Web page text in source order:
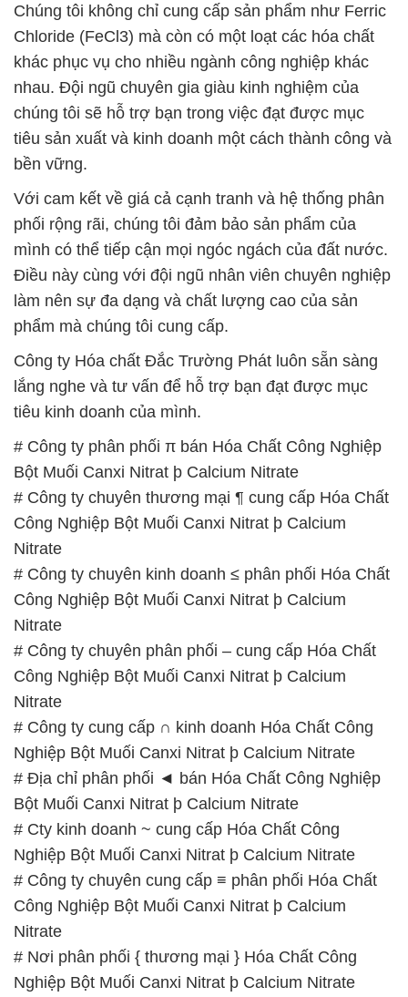
Chúng tôi không chỉ cung cấp sản phẩm như Ferric
Chloride (FeCl3) mà còn có một loạt các hóa chất
khác phục vụ cho nhiều ngành công nghiệp khác
nhau. Đội ngũ chuyên gia giàu kinh nghiệm của
chúng tôi sẽ hỗ trợ bạn trong việc đạt được mục
tiêu sản xuất và kinh doanh một cách thành công và
bền vững.
Với cam kết về giá cả cạnh tranh và hệ thống phân
phối rộng rãi, chúng tôi đảm bảo sản phẩm của
mình có thể tiếp cận mọi ngóc ngách của đất nước.
Điều này cùng với đội ngũ nhân viên chuyên nghiệp
làm nên sự đa dạng và chất lượng cao của sản
phẩm mà chúng tôi cung cấp.
Công ty Hóa chất Đắc Trường Phát luôn sẵn sàng
lắng nghe và tư vấn để hỗ trợ bạn đạt được mục
tiêu kinh doanh của mình.
# Công ty phân phối π bán Hóa Chất Công Nghiệp
Bột Muối Canxi Nitrat þ Calcium Nitrate
# Công ty chuyên thương mại ¶ cung cấp Hóa Chất
Công Nghiệp Bột Muối Canxi Nitrat þ Calcium
Nitrate
# Công ty chuyên kinh doanh ≤ phân phối Hóa Chất
Công Nghiệp Bột Muối Canxi Nitrat þ Calcium
Nitrate
# Công ty chuyên phân phối – cung cấp Hóa Chất
Công Nghiệp Bột Muối Canxi Nitrat þ Calcium
Nitrate
# Công ty cung cấp ∩ kinh doanh Hóa Chất Công
Nghiệp Bột Muối Canxi Nitrat þ Calcium Nitrate
# Địa chỉ phân phối ◄ bán Hóa Chất Công Nghiệp
Bột Muối Canxi Nitrat þ Calcium Nitrate
# Cty kinh doanh ~ cung cấp Hóa Chất Công
Nghiệp Bột Muối Canxi Nitrat þ Calcium Nitrate
# Công ty chuyên cung cấp ≡ phân phối Hóa Chất
Công Nghiệp Bột Muối Canxi Nitrat þ Calcium
Nitrate
# Nơi phân phối { thương mại } Hóa Chất Công
Nghiệp Bột Muối Canxi Nitrat þ Calcium Nitrate